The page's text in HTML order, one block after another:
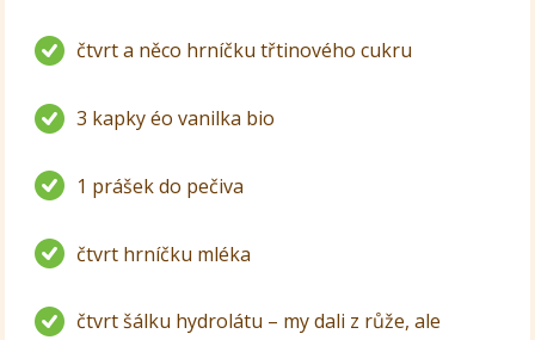
čtvrt a něco hrníčku třtinového cukru
3 kapky éo vanilka bio
1 prášek do pečiva
čtvrt hrníčku mléka
čtvrt šálku hydrolátu – my dali z růže, ale